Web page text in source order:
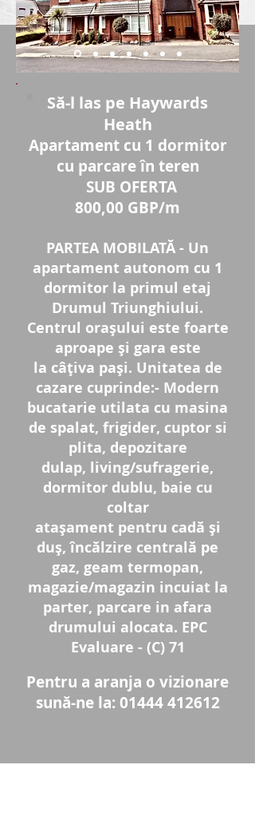
Să-l las pe Haywards
Heath
Apartament cu 1 dormitor
cu parcare în teren
SUB OFERTA
800,00 GBP/m
PARTEA MOBILATĂ - Un
apartament autonom cu 1
dormitor la primul etaj
Drumul Triunghiului.
Centrul orașului este foarte
aproape și gara este
la câțiva pași. Unitatea de
cazare cuprinde:- Modern
bucatarie utilata cu masina
de spalat, frigider, cuptor si
plita, depozitare
dulap, living/sufragerie,
dormitor dublu, baie cu
coltar
atașament pentru cadă și
duș, încălzire centrală pe
gaz, geam termopan,
magazie/magazin incuiat la
parter, parcare in afara
drumului alocata. EPC
Evaluare - (C) 71
Pentru a aranja o vizionare
sună-ne la:01444 412612